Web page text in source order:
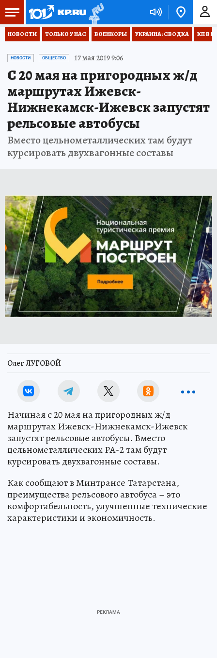
НОВОСТИ ТОЛЬКО У НАС ВОЕНКОРЫ УКРАИНА: СВОДКА КП В
НОВОСТИ ОБЩЕСТВО 17 мая 2019 9:06
С 20 мая на пригородных ж/д
маршрутах Ижевск-
Нижнекамск-Ижевск запустят
рельсовые автобусы
Вместо цельнометаллических там будут
курсировать двухвагонные составы
Олег ЛУГОВОЙ
Начиная с 20 мая на пригородных ж/д
маршрутах Ижевск-Нижнекамск-Ижевск
запустят рельсовые автобусы. Вместо
цельнометаллических РА-2 там будут
курсировать двухвагонные составы.
Как сообщают в Минтрансе Татарстана,
преимущества рельсового автобуса – это
комфортабельность, улучшенные технические
характеристики и экономичность.